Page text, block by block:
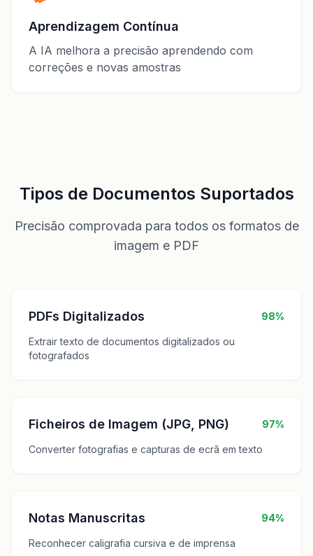
Aprendizagem Contínua
A IA melhora a precisão aprendendo com
correções e novas amostras
Tipos de Documentos Suportados
Precisão comprovada para todos os formatos de
imagem e PDF
PDFs Digitalizados 98%
Extrair texto de documentos digitalizados ou
fotografados
Ficheiros de Imagem (JPG, PNG) 97%
Converter fotografias e capturas de ecrã em texto
Notas Manuscritas 94%
Reconhecer caligrafia cursiva e de imprensa